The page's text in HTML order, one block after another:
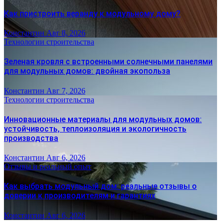
Как пристроить веранду к модульному дому?
Константин Авг 8, 2026
Технологии строительства
Зеленая кровля с встроенными солнечными панелями
для модульных домов: двойная экопольза
Константин Авг 7, 2026
Технологии строительства
Инновационные материалы для модульных домов:
устойчивость, теплоизоляция и экологичность
производства
Константин Авг 6, 2026
Отзывы и реальный опыт
Как выбрать модульный дом: реальные отзывы о
доверии к производителям и гарантиях
Константин Авг 6, 2026